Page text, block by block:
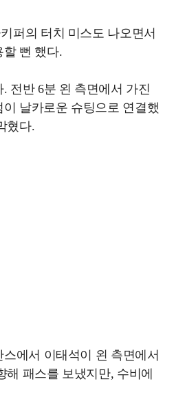
퍼의 터치 미스도 나오면서
할 뻔 했다.
전반 6분 왼 측면에서 가진
날카로운 슈팅으로 연결했
혔다.
에서 이태석이 왼 측면에서
해 패스를 보냈지만, 수비에